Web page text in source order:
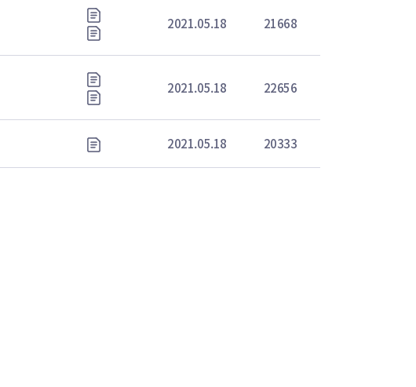
2021.05.18 21668
2021.05.18 22656
2021.05.18 20333